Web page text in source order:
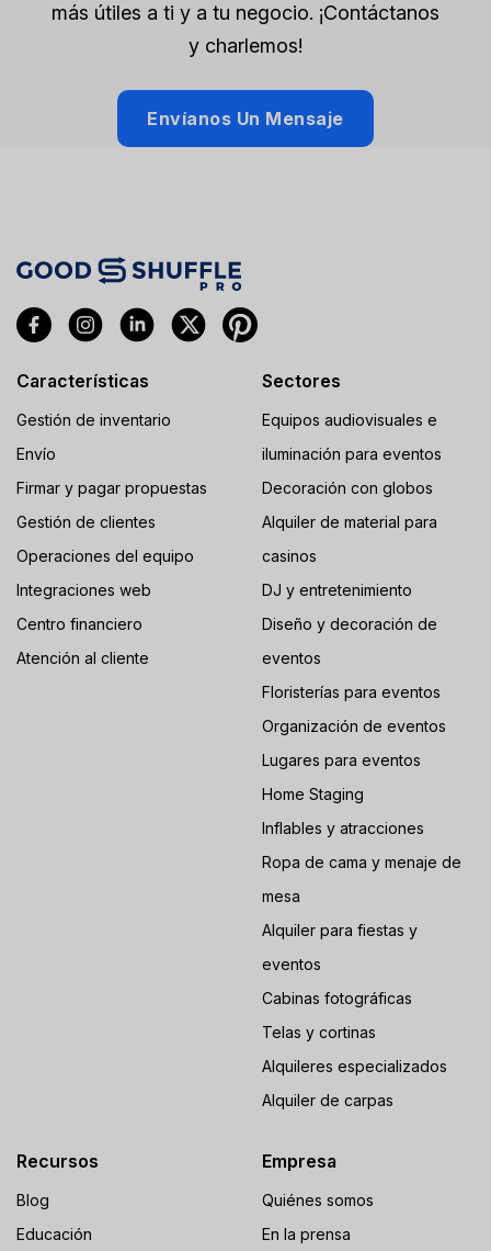
más útiles a ti y a tu negocio. ¡Contáctanos
y charlemos!
Envíanos Un Mensaje
Características
Gestión de inventario
Envío
Firmar y pagar propuestas
Gestión de clientes
Operaciones del equipo
Integraciones web
Centro financiero
Atención al cliente
Sectores
Equipos audiovisuales e
iluminación para eventos
Decoración con globos
Alquiler de material para
casinos
DJ y entretenimiento
Diseño y decoración de
eventos
Floristerías para eventos
Organización de eventos
Lugares para eventos
Home Staging
Inflables y atracciones
Ropa de cama y menaje de
mesa
Alquiler para fiestas y
eventos
Cabinas fotográficas
Telas y cortinas
Alquileres especializados
Alquiler de carpas
Recursos
Blog
Educación
Empresa
Quiénes somos
En la prensa